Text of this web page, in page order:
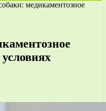
медикаментозное